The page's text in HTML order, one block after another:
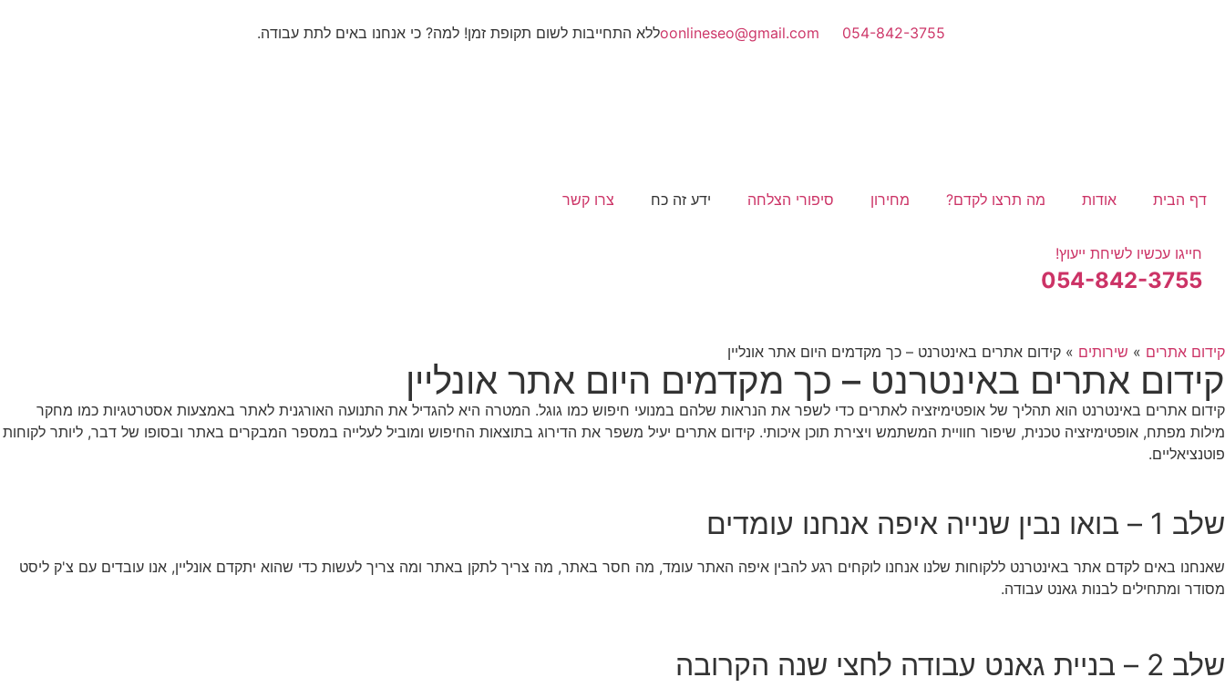
054-842-3755
oonlineseo@gmail.comללא התחייבות לשום תקופת זמן! למה? כי אנחנו באים לתת עבודה.
דף הבית אודות מה תרצו לקדם? מחירון סיפורי הצלחה ידע זה כח צרו קשר
חייגו עכשיו לשיחת ייעוץ!
054-842-3755
קידום אתרים » שירותים » קידום אתרים באינטרנט – כך מקדמים היום אתר אונליין
קידום אתרים באינטרנט – כך מקדמים היום אתר אונליין
קידום אתרים באינטרנט הוא תהליך של אופטימיזציה לאתרים כדי לשפר את הנראות שלהם במנועי חיפוש כמו גוגל. המטרה היא להגדיל את התנועה האורגנית לאתר באמצעות אסטרטגיות כמו מחקר
מילות מפתח, אופטימיזציה טכנית, שיפור חוויית המשתמש ויצירת תוכן איכותי. קידום אתרים יעיל משפר את הדירוג בתוצאות החיפוש ומוביל לעלייה במספר המבקרים באתר ובסופו של דבר, ליותר לקוחות
פוטנציאליים.
שלב 1 – בואו נבין שנייה איפה אנחנו עומדים
שאנחנו באים לקדם אתר באינטרנט ללקוחות שלנו אנחנו לוקחים רגע להבין איפה האתר עומד, מה חסר באתר, מה צריך לתקן באתר ומה צריך לעשות כדי שהוא יתקדם אונליין, אנו עובדים עם צ'ק ליסט
מסודר ומתחילים לבנות גאנט עבודה.
שלב 2 – בניית גאנט עבודה לחצי שנה הקרובה